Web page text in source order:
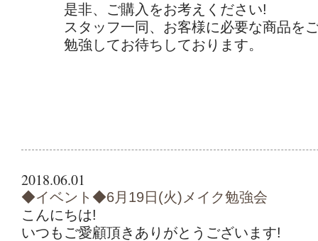
是非、ご購入をお考えください!
スタッフ一同、お客様に必要な商品をご
勉強してお待ちしております。
2018.06.01
◆イベント◆6月19日(火)メイク勉強会
こんにちは!
いつもご愛顧頂きありがとうございます!